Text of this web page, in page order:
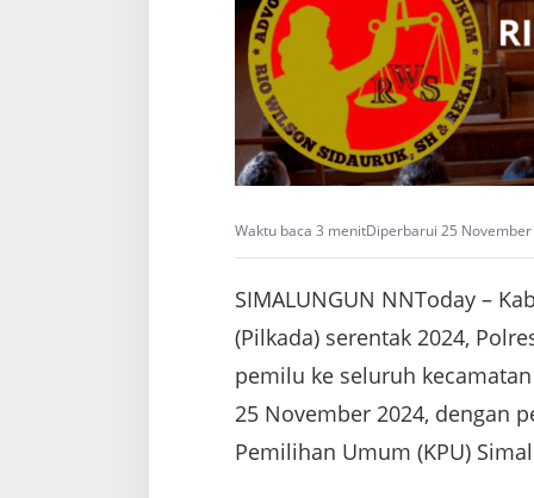
3
2
K
e
c
m
a
t
n
Waktu baca 3 menitDiperbarui 25 November
SIMALUNGUN NNToday –
(Pilkada) serentak 2024,
pemilu ke seluruh
25 November 2024, dengan
Pemilihan Umum (KPU)